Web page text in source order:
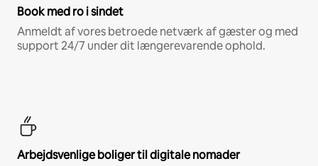
Book med ro i sindet
Anmeldt af vores betroede netværk af gæster og med
support 24/7 under dit længerevarende ophold.
Arbejdsvenlige boliger til digitale nomader